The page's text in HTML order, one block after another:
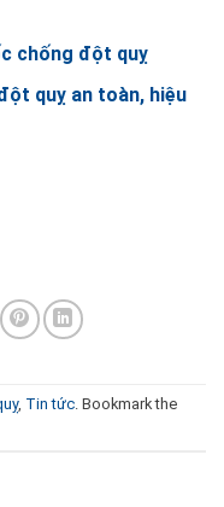
chống đột quỵ
quỵ an toàn, hiệu
, Tin tức. Bookmark the